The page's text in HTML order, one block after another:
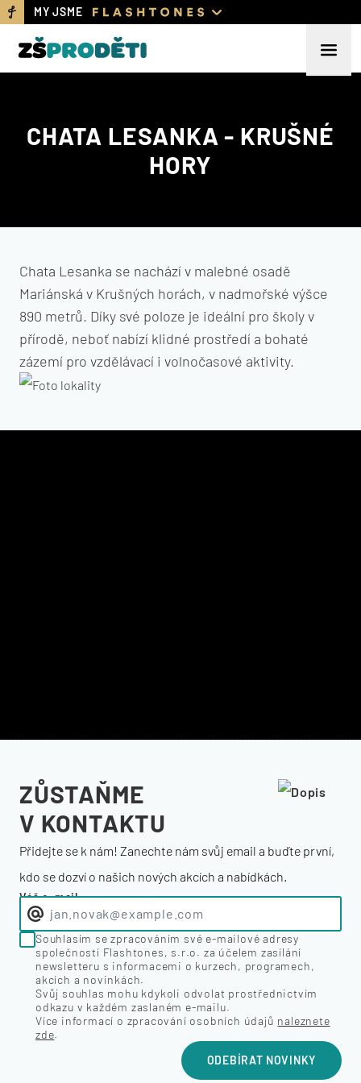
MY JSME
CHATA LESANKA - KRUŠNÉ
HORY
Chata Lesanka se nachází v malebné osadě
Mariánská v Krušných horách, v nadmořské výšce
890 metrů. Díky své poloze je ideální pro školy v
přírodě, neboť nabízí klidné prostředí a bohaté
zázemí pro vzdělávací i volnočasové aktivity.
ZŮSTAŇME
V KONTAKTU
Přidejte se k nám! Zanechte nám svůj email a buďte první,
kdo se dozví o našich nových akcích a nabídkách.
Váš e-mail
Souhlasím se zpracováním své e-mailové adresy
společností Flashtones, s.r.o. za účelem zasílání
newsletteru s informacemi o kurzech, programech,
akcích a novinkách.
Svůj souhlas mohu kdykoli odvolat prostřednictvím
odkazu v každém zaslaném e-mailu.
Více informací o zpracování osobních údajů naleznete
zde.
ODEBÍRAT NOVINKY